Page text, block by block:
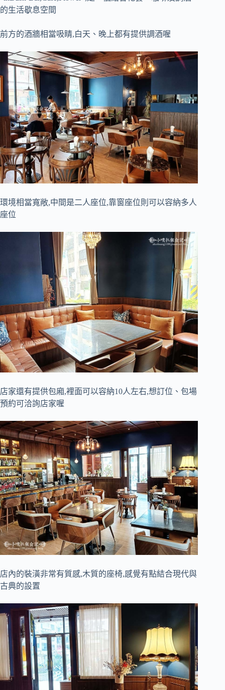
的生活歇息空間
前方的酒牆相當吸睛,白天、晚上都有提供調酒喔
環境相當寬敞,中間是二人座位,靠窗座位則可以容納多人
座位
店家還有提供包廂,裡面可以容納10人左右,想訂位、包場
預約可洽詢店家喔
店內的裝潢非常有質感,木質的座椅,感覺有點結合現代與
古典的設置